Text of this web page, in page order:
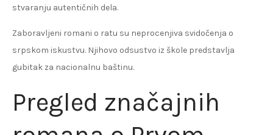
stvaranju autentičnih dela.
Zaboravljeni romani o ratu su neprocenjiva svidočenja o
srpskom iskustvu. Njihovo odsustvo iz škole predstavlja
gubitak za nacionalnu baštinu.
Pregled značajnih